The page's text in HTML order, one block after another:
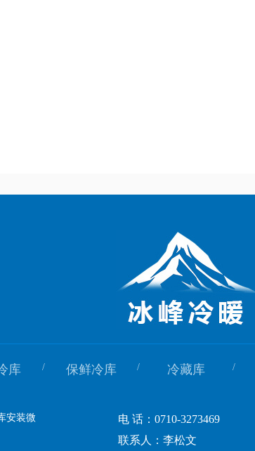
库 / 保鲜冷库 / 冷藏库 /
电 话：0710-3273469
联系人：李松文